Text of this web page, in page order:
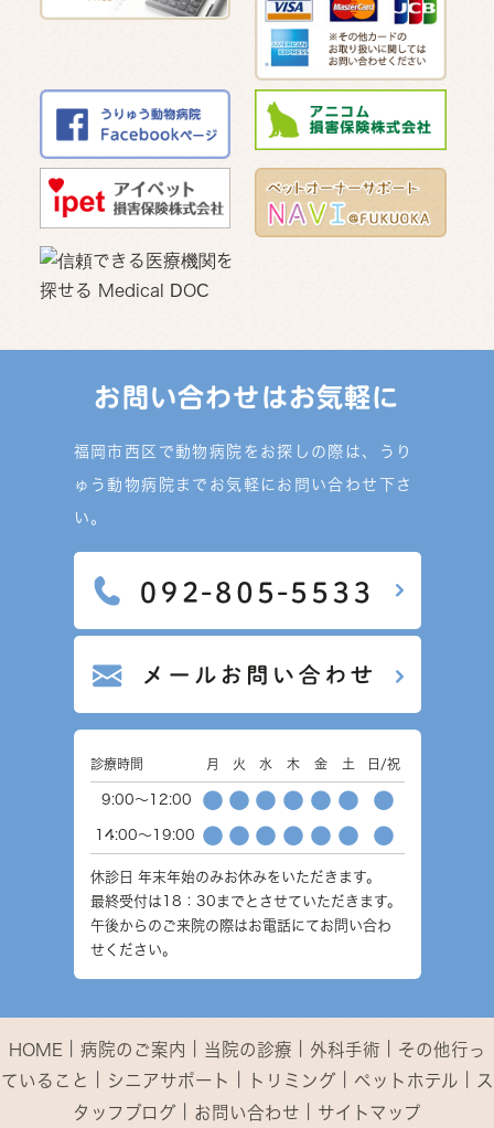
お問い合わせはお気軽に
福岡市西区で動物病院をお探しの際は、うり
ゅう動物病院までお気軽にお問い合わせ下さ
い。
診療時間 月 火 水 木 金 土 日/祝
9:00～12:00 ● ● ● ● ● ● ●
14:00～19:00 ● ● ● ● ● ● ●
休診日 年末年始のみお休みをいただきます。
最終受付は18：30までとさせていただきます。
午後からのご来院の際はお電話にてお問い合わ
せください。
HOME 病院のご案内 当院の診療 外科手術
その他行っ
ていること
シニアサポート トリミング｜ ペットホテル
ス
タッフブログ
お問い合わせ サイトマップ